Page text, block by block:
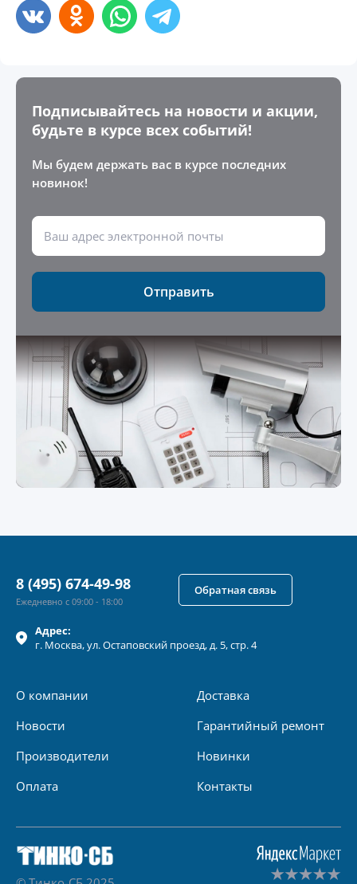
Подписывайтесь на новости и акции,
будьте в курсе всех событий!
Мы будем держать вас в курсе последних
новинок!
Отправить
Адрес:
г. Москва, ул.Остаповский проезд, д. 5, стр. 4
О компании
Новости
Производители
Оплата
Доставка
Гарантийный ремонт
Новинки
Контакты
8 (495) 674-49-98
Ежедневно с 09:00 - 18:00
Обратная связь